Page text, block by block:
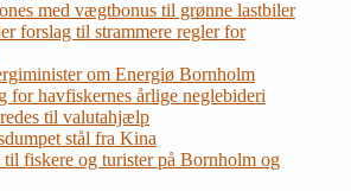
med vægtbonus til grønne lastbiler
forslag til strammere regler for
om Energiø Bornholm
for havfiskernes årlige neglebideri
til valutahjælp
stål fra Kina
fiskere og turister på Bornholm og